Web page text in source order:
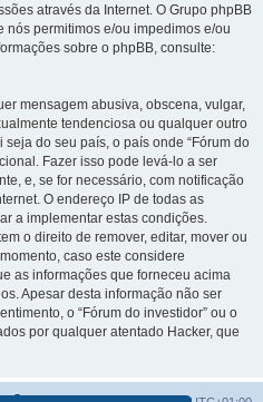
através da Internet. O Grupo phpBB
permitimos e/ou impedimos e/ou
sobre o phpBB, consulte:
mensagem abusiva, obscena, vulgar,
tendenciosa ou qualquer outro
do seu país, o país onde “Fórum do
Fazer isso pode levá-lo a ser
e, se for necessário, com notificação
O endereço IP de todas as
a implementar estas condições.
o direito de remover, editar, mover ou
caso este considere
as informações que forneceu acima
Apesar desta informação não ser
o “Fórum do investidor” ou o
por qualquer atentado Hacker, que